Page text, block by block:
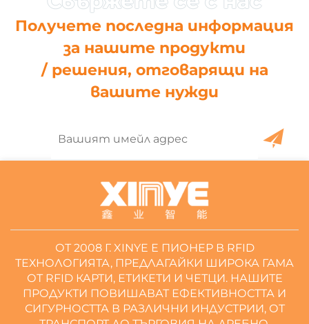
Получете последна информация
за нашите продукти
/ решения, отговарящи на
вашите нужди
ОТ 2008 Г. XINYE Е ПИОНЕР В RFID
ТЕХНОЛОГИЯТА, ПРЕДЛАГАЙКИ ШИРОКА ГАМА
ОТ RFID КАРТИ, ЕТИКЕТИ И ЧЕТЦИ. НАШИТЕ
ПРОДУКТИ ПОВИШАВАТ ЕФЕКТИВНОСТТА И
СИГУРНОСТТА В РАЗЛИЧНИ ИНДУСТРИИ, ОТ